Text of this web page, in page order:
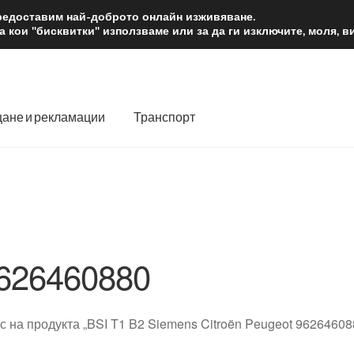
лв.
и рекламации Транспорт
на продукта „BSI T1 B2 Siemens Citroën Peugeot
най-доброто онлайн изживяване.
"бисквитки" използваме или за да ги изключите, моля,